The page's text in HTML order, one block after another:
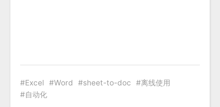
Excel Word sheet-to-doc
离线使用
自动化